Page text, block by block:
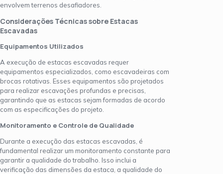
envolvem terrenos desafiadores.
Considerações Técnicas sobre Estacas
Escavadas
Equipamentos Utilizados
A execução de estacas escavadas requer
equipamentos especializados, como escavadeiras com
brocas rotativas. Esses equipamentos são projetados
para realizar escavações profundas e precisas,
garantindo que as estacas sejam formadas de acordo
com as especificações do projeto.
Monitoramento e Controle de Qualidade
Durante a execução das estacas escavadas, é
fundamental realizar um monitoramento constante para
garantir a qualidade do trabalho. Isso inclui a
verificação das dimensões da estaca, a qualidade do